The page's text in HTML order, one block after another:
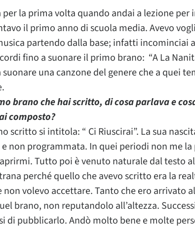
la prima volta quando andai a lezione per
il primo anno di scuola media. Avevo
partendo dalla base; infatti incominciai
fino a suonare il primo brano: “A La
una canzone del genere che a quei
brano che hai scritto, di cosa parlava e
composto?
scritto si intitola: “ Ci Riuscirai”. La sua
non programmata. In quei periodi non me la
Tutto poi è venuto naturale dal testo
perché quello che avevo scritto era la
non volevo accettare. Tanto che ero arrivato
brano, non reputandolo all’altezza.
di pubblicarlo. Andò molto bene e molte